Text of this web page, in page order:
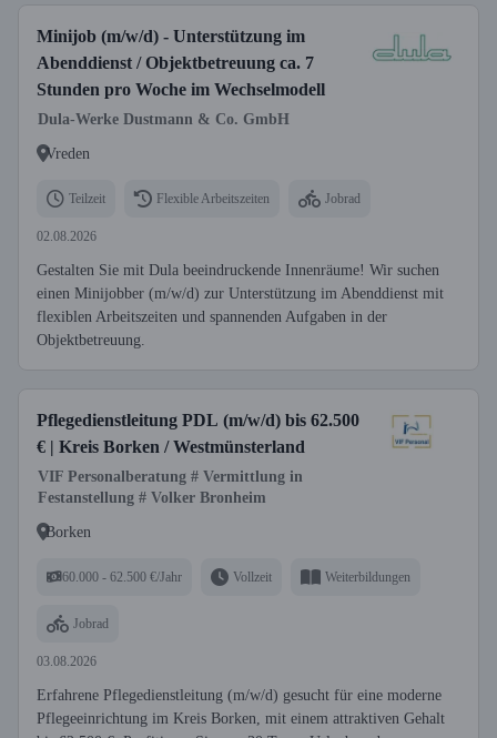
Minijob (m/w/d) - Unterstützung im
Abenddienst / Objektbetreuung ca. 7
Stunden pro Woche im Wechselmodell
Dula-Werke Dustmann & Co. GmbH
Vreden
Teilzeit Flexible Arbeitszeiten Jobrad
02.08.2026
Gestalten Sie mit Dula beeindruckende Innenräume! Wir suchen
einen Minijobber (m/w/d) zur Unterstützung im Abenddienst mit
flexiblen Arbeitszeiten und spannenden Aufgaben in der
Objektbetreuung.
Pflegedienstleitung PDL (m/w/d) bis 62.500
€ | Kreis Borken / Westmünsterland
VIF Personalberatung # Vermittlung in
Festanstellung # Volker Bronheim
Borken
60.000 - 62.500 €/Jahr Vollzeit Weiterbildungen
Jobrad
03.08.2026
Erfahrene Pflegedienstleitung (m/w/d) gesucht für eine moderne
Pflegeeinrichtung im Kreis Borken, mit einem attraktiven Gehalt